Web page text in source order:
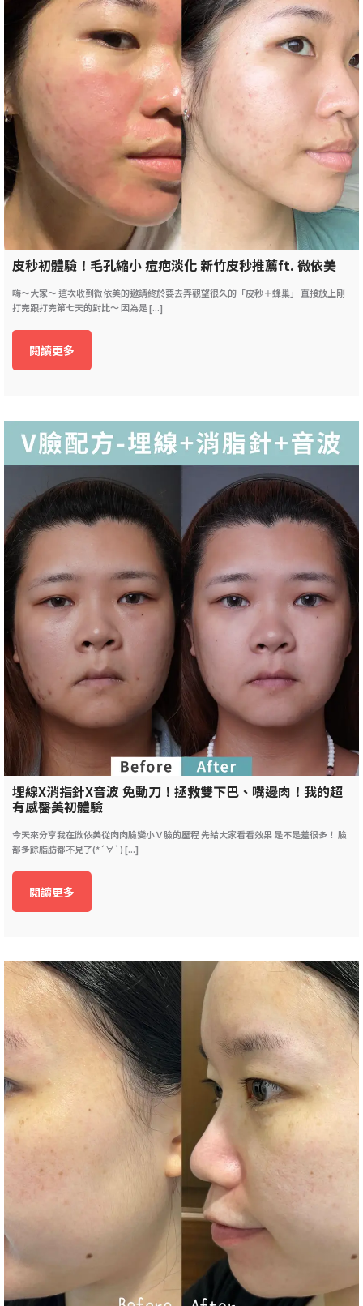
皮秒初體驗！毛孔縮小 痘疤淡化 新竹皮秒推薦ft. 微依美
嗨～大家～ 這次收到微依美的邀請終於要去弄觀望很久的「皮秒＋蜂巢」 直接放上剛
打完跟打完第七天的對比～ 因為是 [...]
閱讀更多
埋線X消指針X音波 免動刀！拯救雙下巴、嘴邊肉！我的超
有感醫美初體驗
今天來分享我在微依美從肉肉臉變小Ｖ臉的歷程 先給大家看看效果 是不是差很多！ 臉
部多餘脂肪都不見了(*´∀`) [...]
閱讀更多